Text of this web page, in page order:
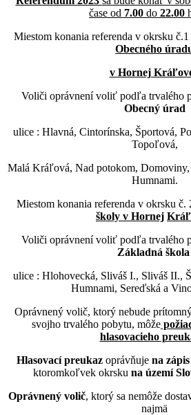
čase od 7.00 do 22.00
Miestom konania referenda v okrsku č.1
Obecného
v Hornej
Voliči oprávnení voliť podľa trvalého
Obecný úrad
ulice : Hlavná, Cintorínska, Športová,
Topoľová,
Malá Kráľová, Nad potokom, Domoviny,
Humnami.
Miestom konania referenda v okrsku č.
školy v Hornej
Voliči oprávnení voliť podľa trvalého
Základná škola
ulice : Hlohovecká, Sliváš I., Sliváš II.,
Humnami, Sereďská a
Oprávnený volič, ktorý nebude
svojho trvalého pobytu, môže
hlasovacieho
Hlasovací preukaz oprávňuje na
ktoromkoľvek okrsku na území
Oprávnený volič, ktorý sa nemôže
najmä